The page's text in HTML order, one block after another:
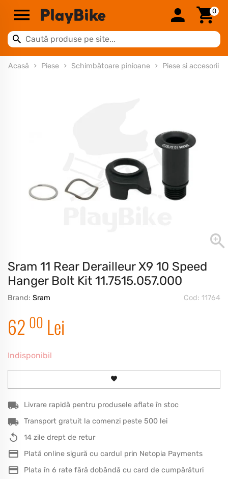
0
Acasă Piese Schimbătoare pinioane Piese si accesorii
Sram 11 Rear Derailleur X9 10 Speed
Hanger Bolt Kit 11.7515.057.000
Brand: Sram Cod: 11764
62 00 Lei
Indisponibil
Livrare rapidă pentru produsele aflate în stoc
Transport gratuit la comenzi peste 500 lei
14 zile drept de retur
Plată online sigură cu cardul prin Netopia Payments
Plata în 6 rate fără dobândă cu card de cumpărături